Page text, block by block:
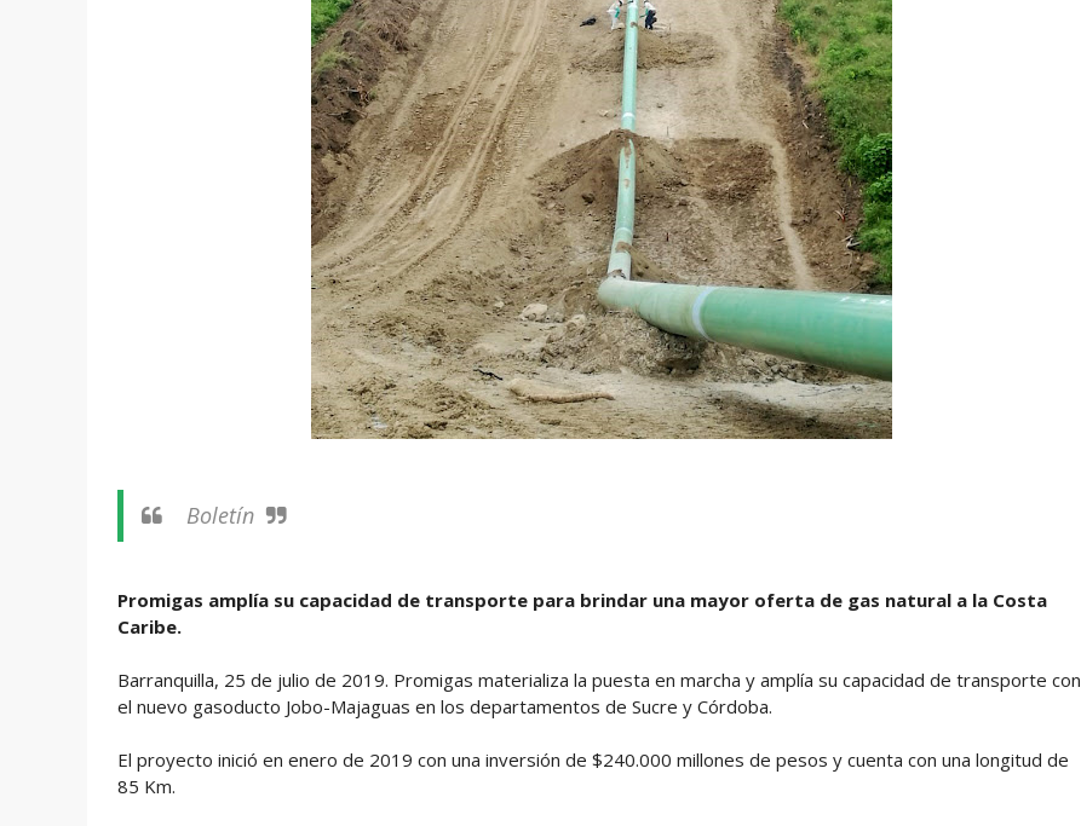
Boletín
Promigas amplía su capacidad de transporte para brindar una mayor oferta de gas natural a la Costa
Caribe.
Barranquilla, 25 de julio de 2019. Promigas materializa la puesta en marcha y amplía su capacidad de transporte con
el nuevo gasoducto Jobo-Majaguas en los departamentos de Sucre y Córdoba.
El proyecto inició en enero de 2019 con una inversión de $240.000 millones de pesos y cuenta con una longitud de
85 Km.